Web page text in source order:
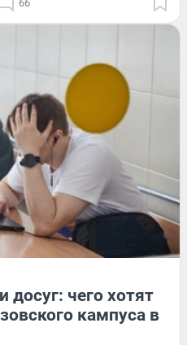
66
досуг: чего хотят
кампуса в